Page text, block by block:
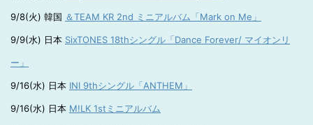
9/8(火) 韓国 ＆TEAM KR 2nd ミニアルバム「Mark on Me」
9/9(水) 日本 SixTONES 18thシングル「Dance Forever/ マイオンリ
ー」
9/16(水) 日本 INI 9thシングル「ANTHEM」
9/16(水) 日本 M!LK 1stミニアルバム